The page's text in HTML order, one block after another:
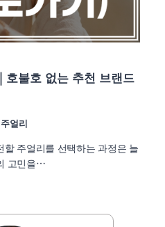
호불호 없는 추천 브랜드
얼리
주얼리를 선택하는 과정은 늘
고민을…